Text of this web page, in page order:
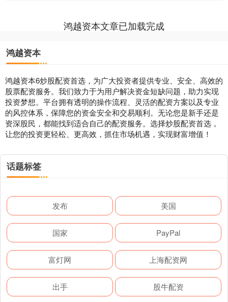
鸿越资本文章已加载完成
鸿越资本
鸿越资本6炒股配资首选，为广大投资者提供专业、安全、高效的
股票配资服务。我们致力于为用户解决资金短缺问题，助力实现
投资梦想。平台拥有透明的操作流程、灵活的配资方案以及专业
的风控体系，保障您的资金安全和交易顺利。无论您是新手还是
资深股民，都能找到适合自己的配资服务。选择炒股配资首选，
让您的投资更轻松、更高效，抓住市场机遇，实现财富增值！
话题标签
发布 美国
国家 PayPal
富灯网 上海配资网
出手 股牛配资